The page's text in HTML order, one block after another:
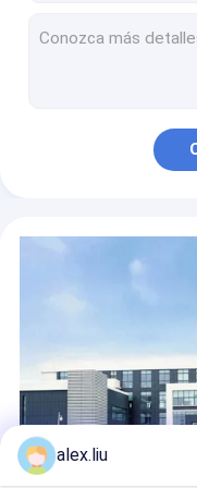
Linha de produção de
Magnétron da metalização
Linha metálica da extrusão do tubo do RTP um
A linha de produção fita da tubulação
O RTP de alta pressão reforçou a
alex.liu